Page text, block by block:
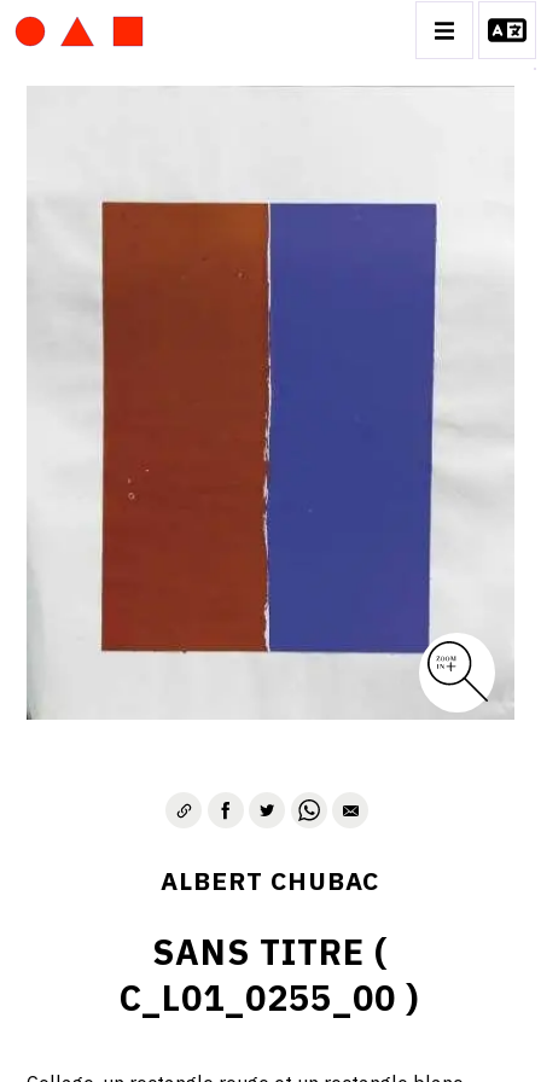
ALBERT CHUBAC
BIOGRAPHIE
CATALOGUE DES OEUVRES
CONTACT
ALBERT CHUBAC
SANS TITRE (
C_L01_0255_00 )